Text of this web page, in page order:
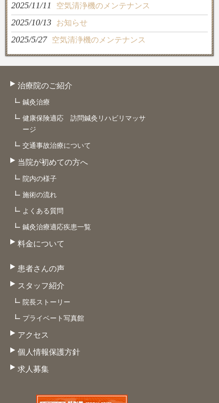
2025/11/11 空気清浄機のメンテナンス
2025/10/13 お知らせ
2025/5/27 空気清浄機のメンテナンス
治療院のご紹介
鍼灸治療
健康保険適応 訪問鍼灸リハビリマッサ
ージ
交通事故治療について
当院が初めての方へ
院内の様子
施術の流れ
よくある質問
鍼灸治療適応疾患一覧
料金について
患者さんの声
スタッフ紹介
院長ストーリー
プライベート写真館
アクセス
個人情報保護方針
求人募集